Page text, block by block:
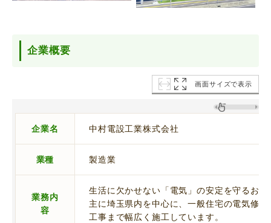
企業概要
画面サイズで表示
企業名 中村電設工業株式会社
業種 製造業
業務内
容
生活に欠かせない「電気」の安定を守るお仕
主に埼玉県内を中心に、一般住宅の電気修
工事まで幅広く施工しています。